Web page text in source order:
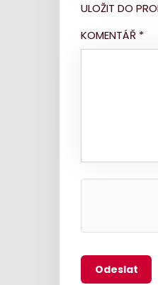
ULOŽIT DO
KOMENTÁŘ *